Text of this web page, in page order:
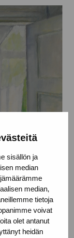
sisällön ja
median
median,
tietoja
voivat
olet antanut
heidän